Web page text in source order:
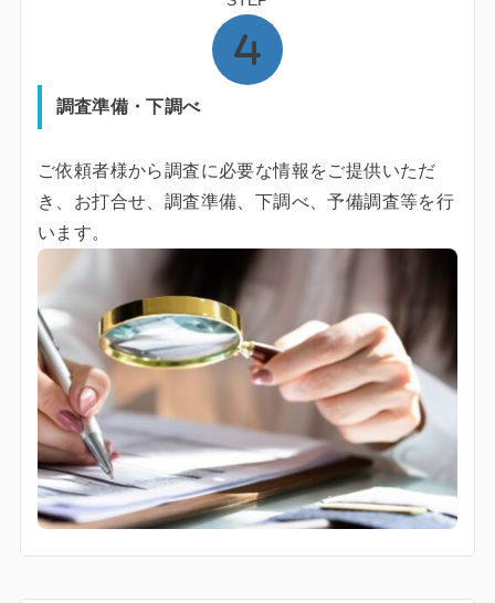
調査準備・下調べ
ご依頼者様から調査に必要な情報をご提供いただ
き、お打合せ、調査準備、下調べ、予備調査等を行
います。